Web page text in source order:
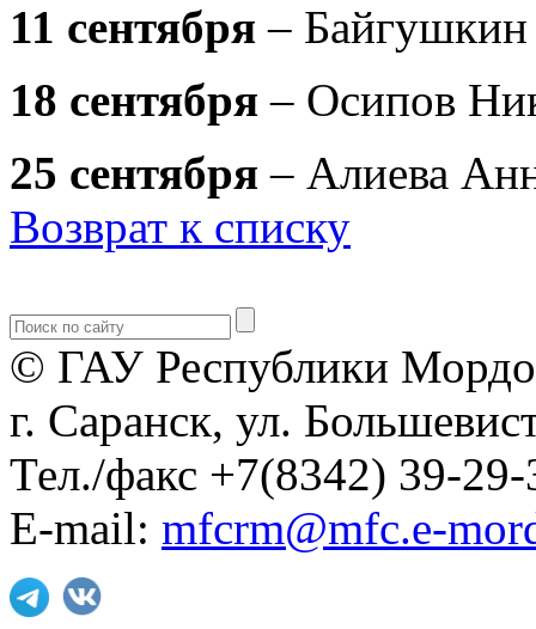
11 сентября –
18 сентября – Осипов
25 сентября – Алиева
Возврат к списку
© ГАУ Республики
г. Саранск, ул.
Тел./факс +7(8342) 39-29-
E-mail: mfcrm@mfc.e-